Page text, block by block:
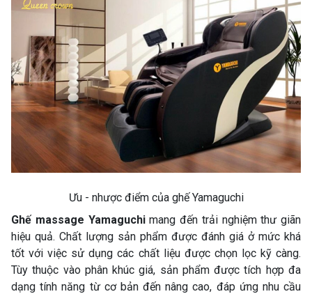
Ưu - nhược điểm của ghế Yamaguchi
Ghế massage Yamaguchimang đến trải nghiệm thư giãn
hiệu quả. Chất lượng sản phẩm được đánh giá ở mức khá
tốt với việc sử dụng các chất liệu được chọn lọc kỹ càng.
Tùy thuộc vào phân khúc giá, sản phẩm được tích hợp đa
dạng tính năng từ cơ bản đến nâng cao, đáp ứng nhu cầu